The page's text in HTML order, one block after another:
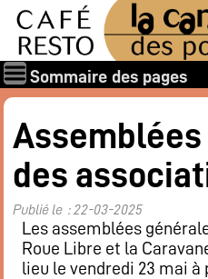
Sommaire des pages
Qui sommes-nous ?
Les associations
Rapports et
Les membres
Les valeurs de la
Nos amis
des
Publié le : 22-03-2025
Les assemblées
Roue Libre et la
lieu le vendredi 23 mai à